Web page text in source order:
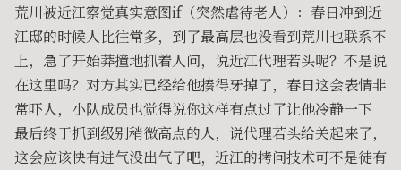
荒川被近江察觉真实意图if（突然虐待老人）：春日冲到近
江邸的时候人比往常多，到了最高层也没看到荒川也联系不
上，急了开始莽撞地抓着人问，说近江代理若头呢？不是说
在这里吗？对方其实已经给他揍得牙掉了，春日这会表情非
常吓人，小队成员也觉得说你这样有点过了让他冷静一下
最后终于抓到级别稍微高点的人，说代理若头给关起来了，
这会应该快有进气没出气了吧，近江的拷问技术可不是徒有